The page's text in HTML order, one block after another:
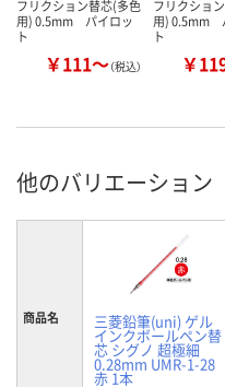
フリクション替芯(多色
用) 0.5mm パイロッ
ト
￥111～（税込）
フリクショ
用) 0.5mm
ト
￥
他のバリエーション
商品名 三菱鉛筆(uni) ゲル
インクボールペン替
芯 シグノ 超極細
0.28mm UMR-1-28
赤 1本